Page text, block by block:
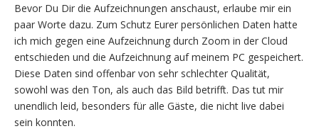
Bevor Du Dir die Aufzeichnungen anschaust, erlaube mir ein
paar Worte dazu. Zum Schutz Eurer persönlichen Daten hatte
ich mich gegen eine Aufzeichnung durch Zoom in der Cloud
entschieden und die Aufzeichnung auf meinem PC gespeichert.
Diese Daten sind offenbar von sehr schlechter Qualität,
sowohl was den Ton, als auch das Bild betrifft. Das tut mir
unendlich leid, besonders für alle Gäste, die nicht live dabei
sein konnten.